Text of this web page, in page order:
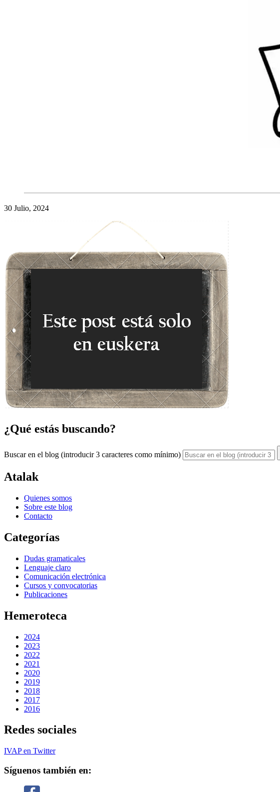
30 Julio, 2024
¿Qué estás buscando?
Buscar en el blog (introducir 3 caracteres como mínimo)
Atalak
Quienes somos
Sobre este blog
Contacto
Categorías
Dudas gramaticales
Lenguaje claro
Comunicación electrónica
Cursos y convocatorias
Publicaciones
Hemeroteca
2024
2023
2022
2021
2020
2019
2018
2017
2016
Redes sociales
IVAP en Twitter
Síguenos también en: